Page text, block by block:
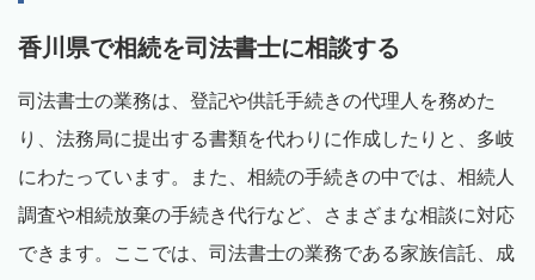
香川県で相続を司法書士に相談する
司法書士の業務は、登記や供託手続きの代理人を務めた
り、法務局に提出する書類を代わりに作成したりと、多岐
にわたっています。また、相続の手続きの中では、相続人
調査や相続放棄の手続き代行など、さまざまな相談に対応
できます。ここでは、司法書士の業務である家族信託、成